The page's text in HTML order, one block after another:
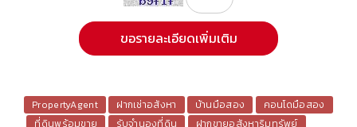
PropertyAgent ฝากเช่าอสังหา บ้านมือสอง
คอนโดมือสอง
ที่ดินพร้อมขาย
รับจำนองที่ดิน
ฝากขายอสังหาริมทรัพย์